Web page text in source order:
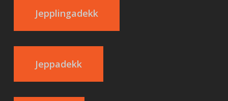
Jepplingadekk
Jeppadekk